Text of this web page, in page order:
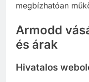
megbízhatóan
Armodd
és árak
Hivatalos